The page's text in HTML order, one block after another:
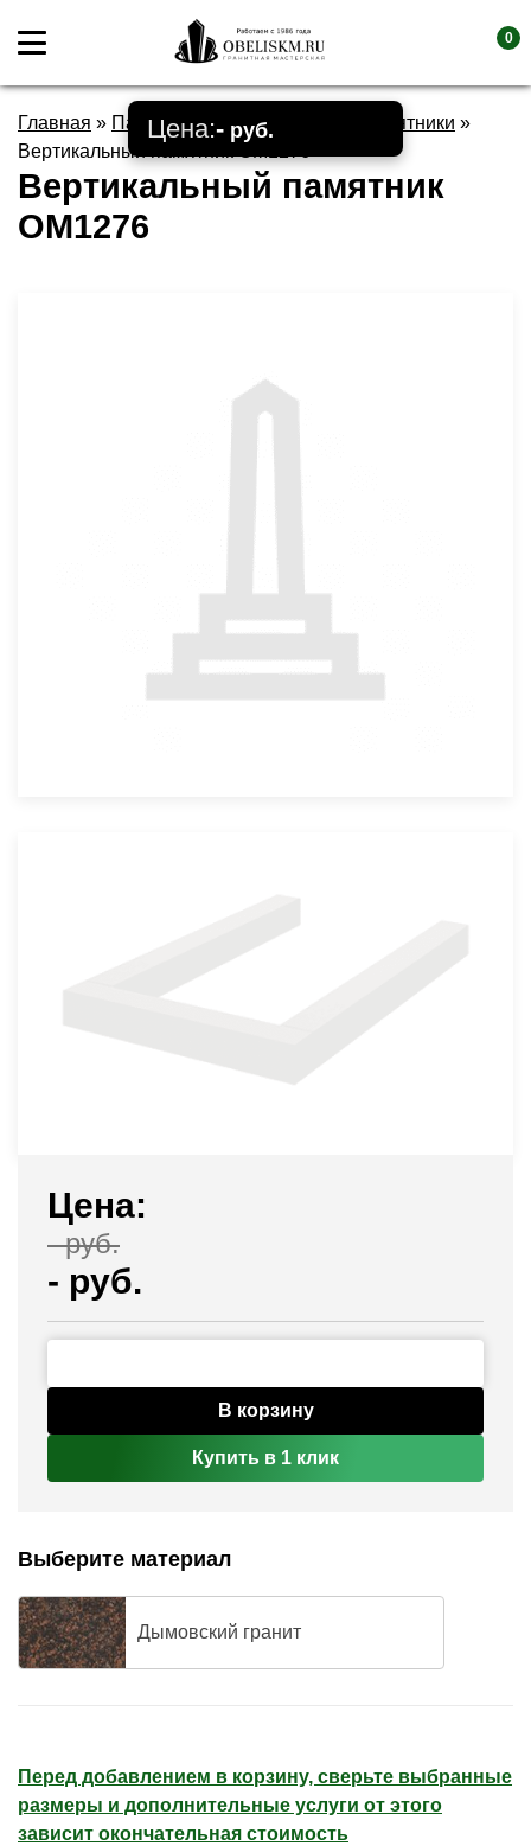
0
Главная » Памятники » Вертикальные памятники »
Вертикальный памятник OM1276
Вертикальный памятник
OM1276
Цена:
-руб.
- руб.
В корзину
Купить в 1 клик
Выберите материал
Дымовский гранит
Перед добавлением в корзину, сверьте выбранные
размеры и дополнительные услуги от этого
зависит окончательная стоимость
Цена:- руб.